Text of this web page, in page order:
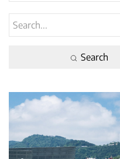
Search